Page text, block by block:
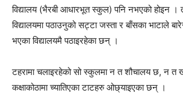
विद्यालय (भैरबी आधारभूत स्कुल) पनि नभएको होइन
विद्यालयमा पठाउनुको सट्टा जस्ता र बाँसका भाटाले
भएका विद्यालयमै पठाइरहेका छन् ।
टहरामा चलाइरहेको सो स्कुलमा न त शौचालय छ, न त
कक्षाकोठामा च्यातिएका टाटहरु ओछ्याइएका छन् ।